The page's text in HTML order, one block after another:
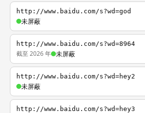
http://www.baidu.com/s?wd=god
未屏蔽
http://www.baidu.com/s?wd=8964
截至 2026 年 未屏蔽
http://www.baidu.com/s?wd=hey2
未屏蔽
http://www.baidu.com/s?wd=hey3